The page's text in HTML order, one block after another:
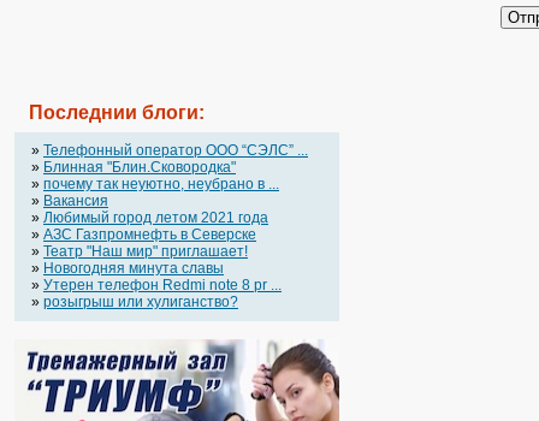
Последнии блоги:
» Телефонный оператор OOO “СЭЛС” ...
» Блинная "Блин.Сковородка"
» почему так неуютно, неубрано в ...
» Вакансия
» Любимый город летом 2021 года
» АЗС Газпромнефть в Северске
» Театр "Наш мир" приглашает!
» Новогодняя минута славы
» Утерен телефон Redmi note 8 pr ...
» розыгрыш или хулиганство?